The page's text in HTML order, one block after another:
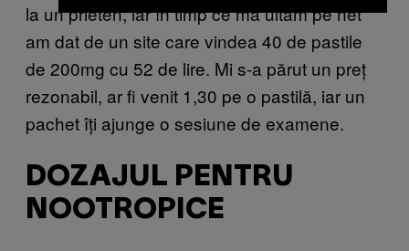
la un prieten, iar în timp ce mă uitam pe net
am dat de un site care vindea 40 de pastile
de 200mg cu 52 de lire. Mi s-a părut un preț
rezonabil, ar fi venit 1,30 pe o pastilă, iar un
pachet îți ajunge o sesiune de examene.
DOZAJUL PENTRU
NOOTROPICE